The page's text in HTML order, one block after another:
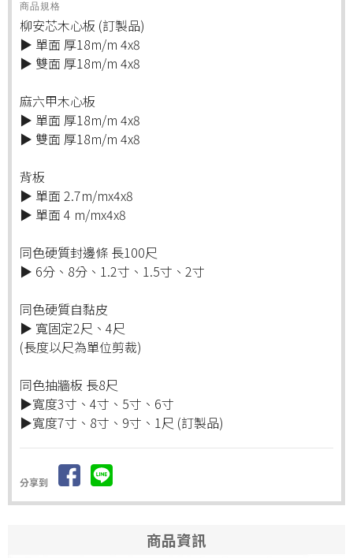
商品規格
柳安芯木心板 (訂製品)
▶ 單面 厚18m/m 4x8
▶ 雙面 厚18m/m 4x8
麻六甲木心板
▶ 單面 厚18m/m 4x8
▶ 雙面 厚18m/m 4x8
背板
▶ 單面 2.7m/mx4x8
▶ 單面 4 m/mx4x8
同色硬質封邊條 長100尺
▶ 6分、8分、1.2寸、1.5寸、2寸
同色硬質自黏皮
▶ 寬固定2尺、4尺
(長度以尺為單位剪裁)
同色抽牆板 長8尺
▶寬度3寸、4寸、5寸、6寸
▶寬度7寸、8寸、9寸、1尺 (訂製品)
分享到
商品資訊